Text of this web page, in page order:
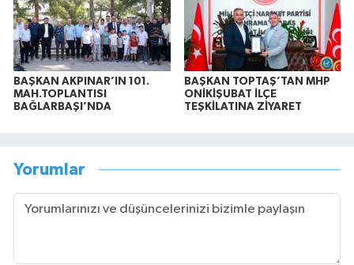
BAŞKAN AKPINAR’IN 101.
MAH.TOPLANTISI
BAĞLARBAŞI’NDA
BAŞKAN TOPTAŞ’TAN MHP
ONİKİŞUBAT İLÇE
TEŞKİLATINA ZİYARET
Yorumlar